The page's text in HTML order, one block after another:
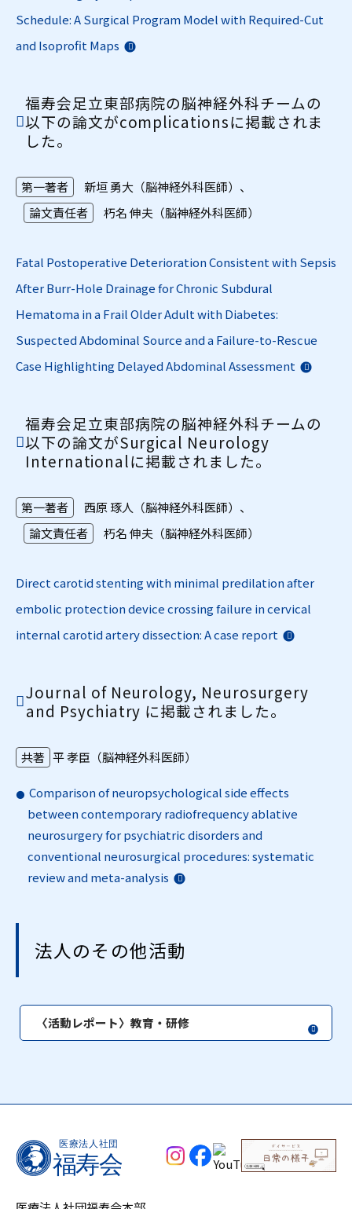
Schedule: A Surgical Program Model with Required-Cut
and Isoprofit Maps
福寿会足立東部病院の脳神経外科チームの
以下の論文がcomplicationsに掲載されま
した。
第一著者
新垣 勇大（脳神経外科医師）、
論文責任者
朽名 伸夫（脳神経外科医師）
Fatal Postoperative Deterioration Consistent with Sepsis
After Burr-Hole Drainage for Chronic Subdural
Hematoma in a Frail Older Adult with Diabetes:
Suspected Abdominal Source and a Failure-to-Rescue
Case Highlighting Delayed Abdominal Assessment
福寿会足立東部病院の脳神経外科チームの
以下の論文がSurgical Neurology
Internationalに掲載されました。
第一著者
西原 琢人（脳神経外科医師）、
論文責任者
朽名 伸夫（脳神経外科医師）
Direct carotid stenting with minimal predilation after
embolic protection device crossing failure in cervical
internal carotid artery dissection: A case report
Journal of Neurology, Neurosurgery
and Psychiatry に掲載されました。
共著 平 孝臣（脳神経外科医師）
Comparison of neuropsychological side effects
between contemporary radiofrequency ablative
neurosurgery for psychiatric disorders and
conventional neurosurgical procedures: systematic
review and meta-analysis
法人のその他活動
〈活動レポート〉教育・研修